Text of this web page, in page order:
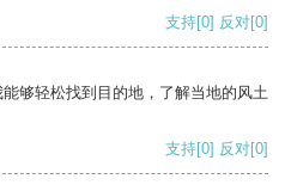
支持[0] 反对[0]
够轻松找到目的地，了解当地的风土
支持[0] 反对[0]